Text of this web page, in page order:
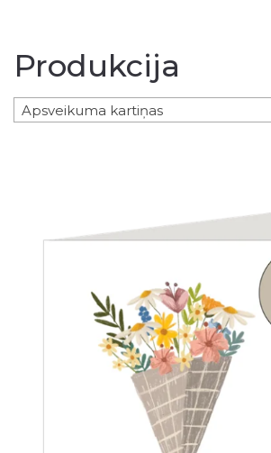
Produkcija
Apsveikuma kartiņas